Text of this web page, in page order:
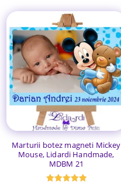
Marturii botez magneti Mickey
Mouse, Lidardi Handmade,
MDBM 21